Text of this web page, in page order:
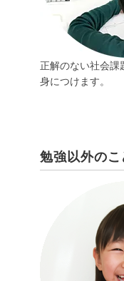
正解のない社会課
身につけます。
勉強以外のこ